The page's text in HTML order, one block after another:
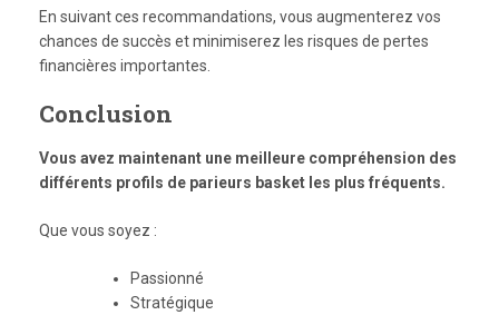
En suivant ces recommandations, vous augmenterez vos
chances de succès et minimiserez les risques de pertes
financières importantes.
Conclusion
Vous avez maintenant une meilleure compréhension des
différents profils de parieurs basket les plus fréquents.
Que vous soyez :
Passionné
Stratégique